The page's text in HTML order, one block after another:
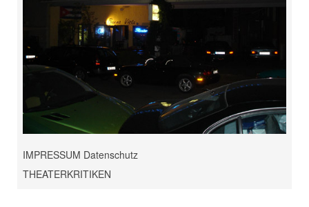
IMPRESSUM Datenschutz
THEATERKRITIKEN